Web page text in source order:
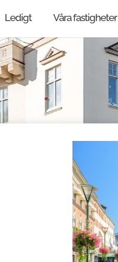
Ledigt Våra fastigheter